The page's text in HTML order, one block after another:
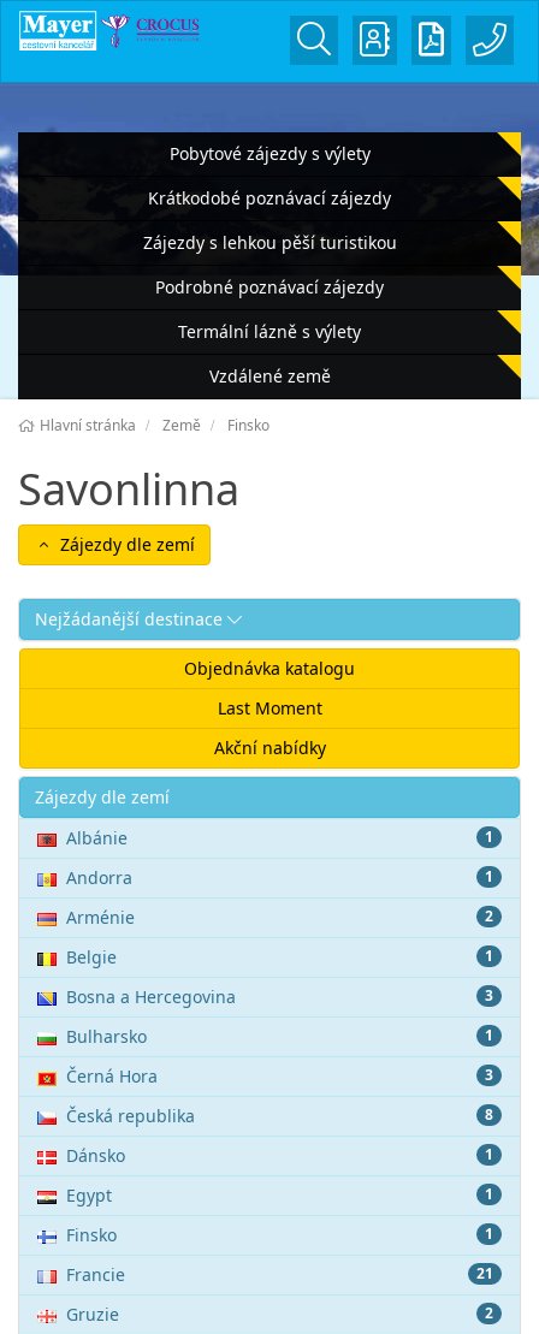
Pobytové zájezdy s výlety
Krátkodobé poznávací zájezdy
Zájezdy s lehkou pěší turistikou
Podrobné poznávací zájezdy
Termální lázně s výlety
Vzdálené země
Hlavní stránka Země Finsko
Savonlinna
Zájezdy dle zemí
Nejžádanější destinace
Objednávka katalogu
Last Moment
Akční nabídky
Akce
Zájezdy dle zemí
1
Albánie
1
Andorra
2
Arménie
1
Belgie
3
Bosna a Hercegovina
1
Bulharsko
3
Černá Hora
8
Česká republika
1
Dánsko
1
Egypt
1
Finsko
21
Francie
2
Gruzie